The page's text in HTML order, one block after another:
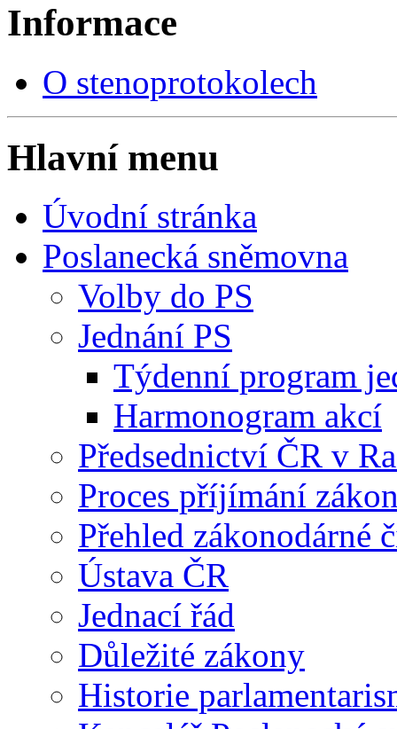
Informace
O stenoprotokolech
Hlavní menu
Úvodní stránka
Poslanecká sněmovna
Volby do PS
Jednání PS
Týdenní program
Harmonogram akcí
Předsednictví ČR v
Proces příjímání
Přehled zákonodárné
Ústava ČR
Jednací řád
Důležité zákony
Historie